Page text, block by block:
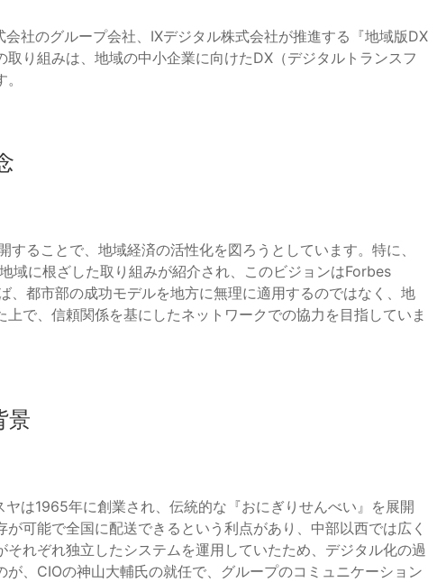
社のグループ会社、IXデジタル株式会社が推進する『地域版DX
り組みは、地域の中小企業に向けたDX（デジタルトランスフ
ることで、地域経済の活性化を図ろうとしています。特に、
域に根ざした取り組みが紹介され、このビジョンはForbes
、都市部の成功モデルを地方に無理に適用するのではなく、地
で、信頼関係を基にしたネットワークでの協力を目指していま
景
は1965年に創業され、伝統的な『おにぎりせんべい』を展開
可能で全国に配送できるという利点があり、中部以西では広く
れぞれ独立したシステムを運用していたため、デジタル化の過
、CIOの神山大輔氏の就任で、グループのコミュニケーション